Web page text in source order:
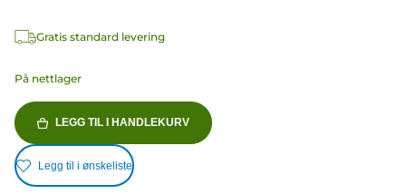
Gratis standard levering
På nettlager
LEGG TIL I HANDLEKURV
Legg til i ønskeliste